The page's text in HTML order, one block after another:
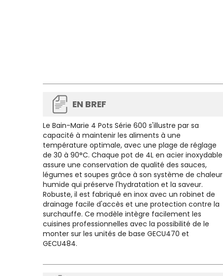
EN BREF
Le Bain-Marie 4 Pots Série 600 s'illustre par sa
capacité à maintenir les aliments à une
température optimale, avec une plage de réglage
de 30 à 90°C. Chaque pot de 4L en acier inoxydable
assure une conservation de qualité des sauces,
légumes et soupes grâce à son système de chaleur
humide qui préserve l'hydratation et la saveur.
Robuste, il est fabriqué en inox avec un robinet de
drainage facile d'accès et une protection contre la
surchauffe. Ce modèle intègre facilement les
cuisines professionnelles avec la possibilité de le
monter sur les unités de base GECU470 et
GECU484.